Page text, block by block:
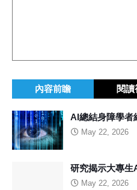
內容前瞻 閱
AI總結身障學者
May 22, 2026
研究揭示大專生
May 22, 2026